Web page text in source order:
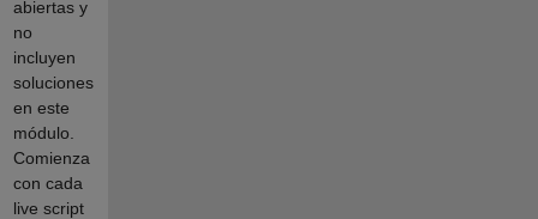
abiertas y
no
incluyen
soluciones
en este
módulo.
Comienza
con cada
live script